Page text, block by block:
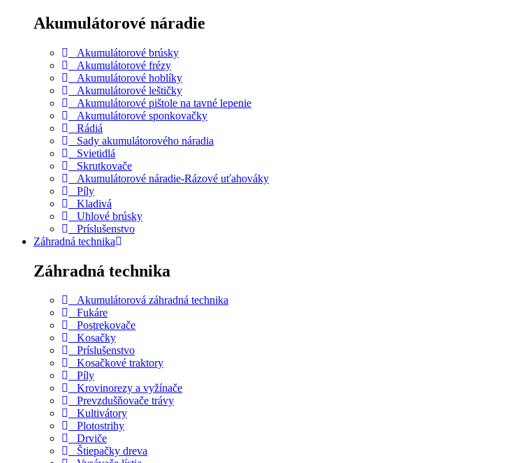
Akumulátorové náradie
Akumulátorové brúsky
Akumulátorové frézy
Akumulátorové hoblíky
Akumulátorové leštičky
Akumulátorové pištole na tavné lepenie
Akumulátorové sponkovačky
Rádiá
Sady akumulátorového náradia
Svietidlá
Skrutkovače
Akumulátorové náradie-Rázové uťahováky
Píly
Kladivá
Uhlové brúsky
Príslušenstvo
Záhradná technika
Záhradná technika
Akumulátorová záhradná technika
Fukáre
Postrekovače
Kosačky
Príslušenstvo
Kosačkové traktory
Píly
Krovinorezy a vyžínače
Prevzdušňovače trávy
Kultivátory
Plotostrihy
Drviče
Štiepačky dreva